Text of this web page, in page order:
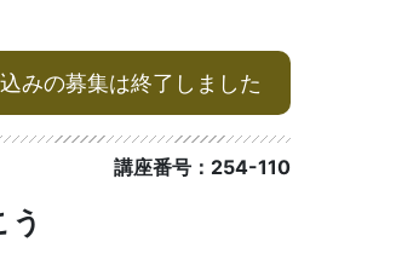
みの募集は終了しました
講座番号：254-110